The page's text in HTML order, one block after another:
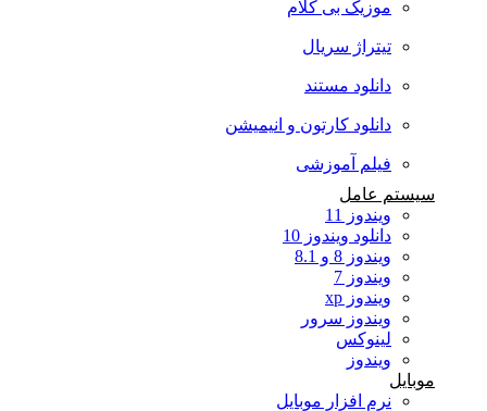
موزیک بی کلام
تیتراژ سریال
دانلود مستند
دانلود کارتون و انیمیشن
فیلم آموزشی
سیستم عامل
ویندوز 11
دانلود ویندوز 10
ویندوز 8 و 8.1
ویندوز 7
ویندوز xp
ویندوز سرور
لینوکس
ویندوز
موبایل
نرم افزار موبایل